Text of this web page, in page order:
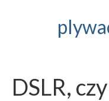
DSLR,